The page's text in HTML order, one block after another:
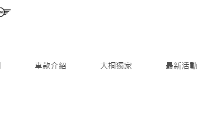
車款介紹 大桐獨家 最新活動